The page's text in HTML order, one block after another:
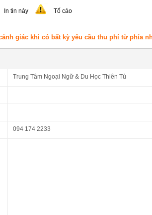
In tin này Tố cáo
giác khi có bất kỳ yêu cầu thu phí từ phía
Trung Tâm Ngoại Ngữ & Du Học Thiên Tú
094 174 2233